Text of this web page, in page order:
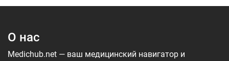
О нас
Medichub.net — ваш медицинский навигатор и